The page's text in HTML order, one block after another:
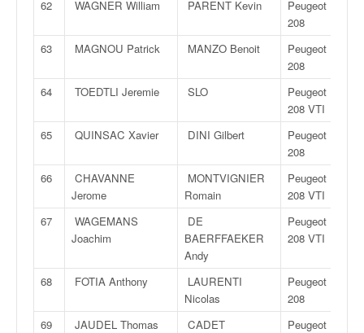
62 WAGNER William PARENT Kevin
Peugeot
208
63 MAGNOU Patrick MANZO Benoit
Peugeot
208
64 TOEDTLI Jeremie SLO
Peugeot
208 VTI
65 QUINSAC Xavier DINI Gilbert
Peugeot
208
66
CHAVANNE
Jerome
MONTVIGNIER
Romain
Peugeot
208 VTI
67
WAGEMANS
Joachim
DE
BAERFFAEKER
Andy
Peugeot
208 VTI
68 FOTIA Anthony
LAURENTI
Nicolas
Peugeot
208
69 JAUDEL Thomas
CADET
Peugeot